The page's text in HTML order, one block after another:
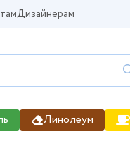
Дизайнерам
Линолеум